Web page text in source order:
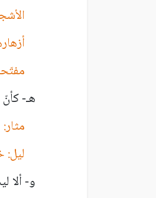
هـ-
ليل:
و- ألا